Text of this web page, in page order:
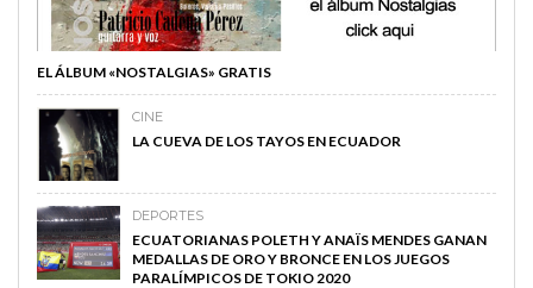
EL ÁLBUM «NOSTALGIAS» GRATIS
CINE
LA CUEVA DE LOS TAYOS EN ECUADOR
DEPORTES
ECUATORIANAS POLETH Y ANAÏS MENDES GANAN
MEDALLAS DE ORO Y BRONCE EN LOS JUEGOS
PARALÍMPICOS DE TOKIO 2020